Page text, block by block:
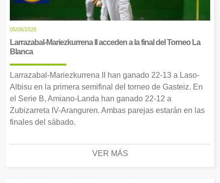
05/08/2026
Larrazabal-Mariezkurrena II acceden a la final del Torneo La
Blanca
Larrazabal-Mariezkurrena II han ganado 22-13 a Laso-
Albisu en la primera semifinal del torneo de Gasteiz. En
el Serie B, Amiano-Landa han ganado 22-12 a
Zubizarreta IV-Aranguren. Ambas parejas estarán en las
finales del sábado.
VER MÁS